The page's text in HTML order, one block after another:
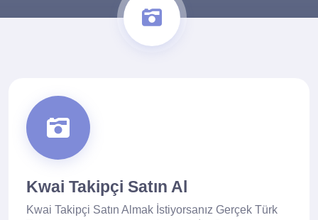
Kwai Takipçi Satın Al
Kwai Takipçi Satın Almak İstiyorsanız Gerçek Türk